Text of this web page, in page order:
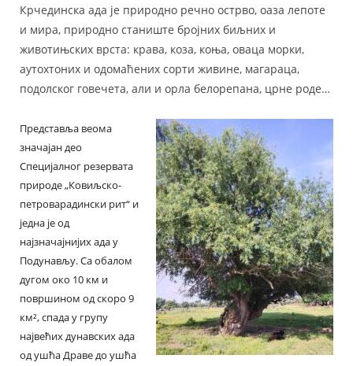
Крчединска ада је природно речно острво, оаза лепоте
и мира, природно станиште бројних биљних и
животињских врста: крава, коза, коња, оваца морки,
аутохтоних и одомаћених сорти живине, магараца,
подолског говечета, али и орла белорепана, црне роде…
Представља веома
значајан део
Специјалног резервата
природе „Ковиљско-
петроварадински рит“ и
једна је од
најзначајнијих ада у
Подунављу. Са обалом
дугом око 10 км и
површином од скоро 9
км², спада у групу
највећих дунавских ада
од ушћа Драве до ушћа